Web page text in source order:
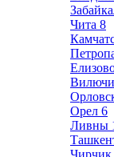
Чита 8
Орел 6
Ливны
Чирчик